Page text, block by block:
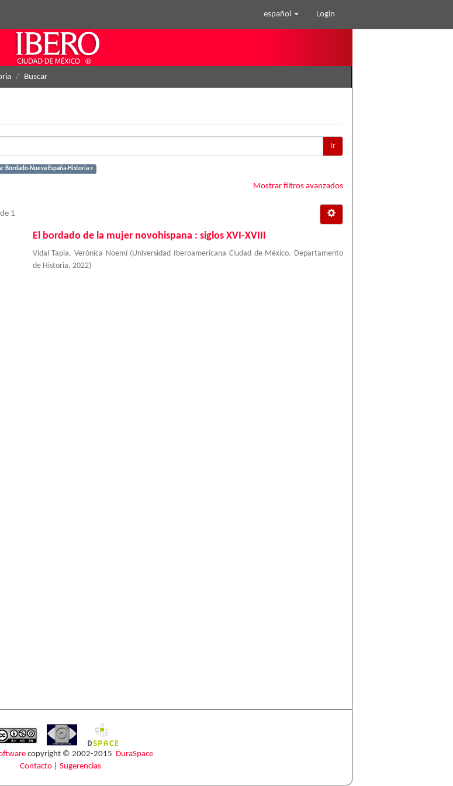
español Login
Buscar
Ir
Bordado-Nueva España-Historia ×
Mostrar filtros avanzados
1
El bordado de la mujer novohispana : siglos XVI-XVIII
Vidal Tapia, Verónica Noemí (Universidad Iberoamericana Ciudad de México. Departamento
de Historia, 2022)
copyright © 2002-2015 DuraSpace
Contacto| Sugerencias